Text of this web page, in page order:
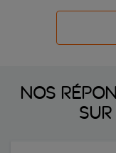
Nos
sur